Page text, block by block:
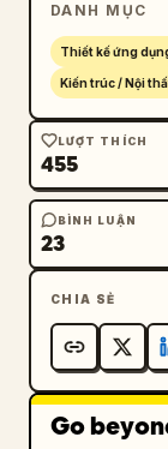
DANH MỤC
Thiết kế ứng
Kiến trúc / Nội
LƯỢT THÍCH
455
BÌNH LUẬN
23
CHIA SẺ
Go